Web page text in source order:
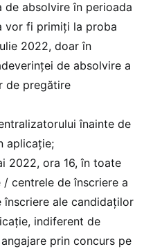
de absolvire în perioada
vor fi primiți la proba
2022, doar în
de absolvire a
de pregătire
înainte de
aplicație;
2022, ora 16, în toate
centrele de înscriere a
ale candidaților
indiferent de
prin concurs pe